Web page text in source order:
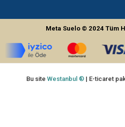
Meta Suelo © 2024Tüm
Bu siteWestanbul ® | E-ticaret